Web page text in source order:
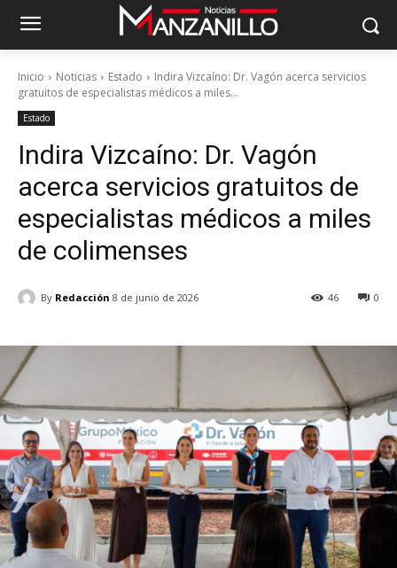
Inicio Noticias Estado
Indira Vizcaíno: Dr. Vagón acerca servicios
gratuitos de especialistas médicos a miles...
Estado
Indira Vizcaíno: Dr. Vagón
acerca servicios gratuitos de
especialistas médicos a miles
de colimenses
By Redacción 8 de junio de 2026 0
46